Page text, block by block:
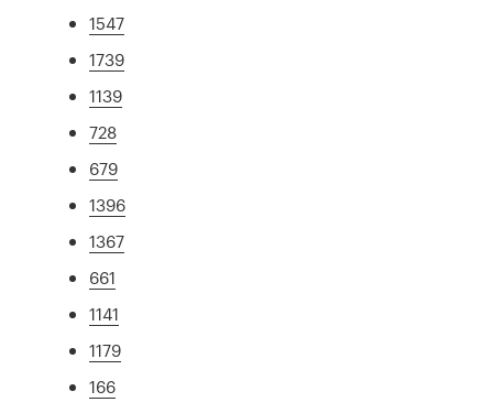
1547
1739
1139
728
679
1396
1367
661
1141
1179
166